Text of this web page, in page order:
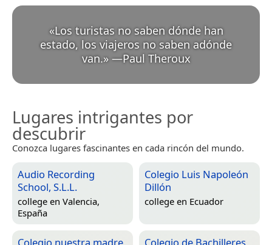
«Los turistas no saben dónde han
estado, los viajeros no saben adónde
van.» —Paul Theroux
Lugares intrigantes por
descubrir
Conozca lugares fascinantes en cada rincón del mundo.
Audio Recording
School, S.L.L.
college en Valencia,
España
Colegio Luis Napoleón
Dillón
college en Ecuador